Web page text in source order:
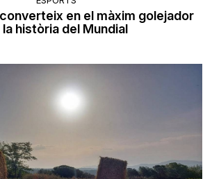
en el màxim golejador
la història del Mundial